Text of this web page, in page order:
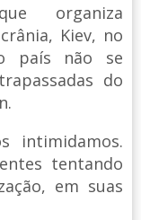
organiza
Kiev, no
país não se
do
intimidamos.
tentando
em suas